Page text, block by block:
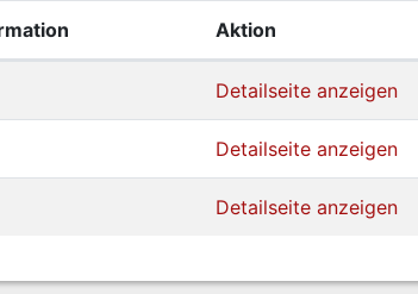
Aktion
Detailseite anzeigen
Detailseite anzeigen
Detailseite anzeigen